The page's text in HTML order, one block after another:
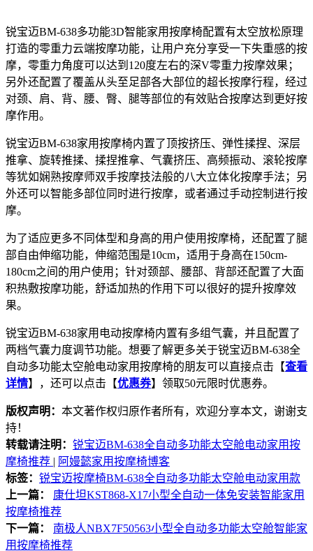
锐宝迈BM-638多功能3D智能家用按摩椅配置有太空放松原理
打造的零重力云端按摩功能，让用户充分享受一下失重感的按
摩，零重力角度可以达到120度左右的深V零重力按摩效果；
另外还配置了覆盖从头至足部各大部位的超长按摩行程，经过
对颈、肩、背、腰、臀、腿等部位的有效贴合按摩达到更好按
摩作用。
锐宝迈BM-638家用按摩椅内置了顶按挤压、弹性揉捏、深层
推拿、旋转推揉、揉捏推拿、气囊挤压、高频振动、滚轮按摩
等犹如娴熟按摩师双手按摩技法般的八大立体化按摩手法；另
外还可以智能多部位同时进行按摩，或者通过手动控制进行按
摩。
为了适应更多不同体型和身高的用户使用按摩椅，还配置了腿
部自由伸缩功能，伸缩范围是10cm，适用于身高在150cm-
180cm之间的用户使用；针对颈部、腰部、背部还配置了大面
积热敷按摩功能，舒适加热的作用下可以很好的提升按摩效
果。
锐宝迈BM-638家用电动按摩椅内置有多组气囊，并且配置了
两档气囊力度调节功能。想要了解更多关于锐宝迈BM-638全
自动多功能太空舱电动家用按摩椅的朋友可以直接点击【查看
详情】，还可以点击【优惠券】领取50元限时优惠券。
版权声明： 本文著作权归原作者所有，欢迎分享本文，谢谢支
持！
转载请注明： 锐宝迈BM-638全自动多功能太空舱电动家用按
摩椅推荐 | 阿嫚懿家用按摩椅博客
标签： 锐宝迈按摩椅BM-638全自动多功能太空舱电动家用款
上一篇：
康仕坦KST868-X17小型全自动一体免安装智能家用
按摩椅推荐
下一篇：
南极人NBX7F50563小型全自动多功能太空舱智能家
用按摩椅推荐